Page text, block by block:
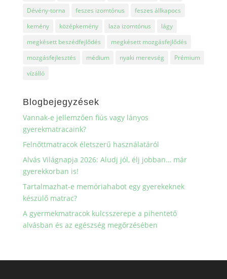
Dévény-torna
feszes izomtónus
feszes állkapocs
kemény
középkemény laza izomtónus
lágy
megkésett beszédfejlődés
megkésett mozgásfejlődés
mozgásfejlesztés
médium nyaki merevség
Prémium
vízálló
Blogbejegyzések
Vannak-e jellemzően fiús vagy lányos
gyerekmatracaink?
Felnőttmatracok életszerű használatáról
Alvás Világnapja 2026: Aludj jól, élj jobban… már
gyerekkorban is!
Tartalmazhat-e memóriahabot egy gyerekeknek
készülő matrac?
A gyermekmatracok kulcsszerepe a pihentető
alvásban és az egészség megőrzésében